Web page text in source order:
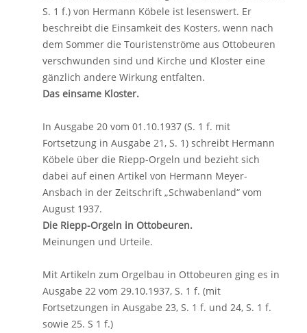
S. 1 f.) von Hermann Köbele ist lesenswert. Er
beschreibt die Einsamkeit des Kosters, wenn nach
dem Sommer die Touristenströme aus Ottobeuren
verschwunden sind und Kirche und Kloster eine
gänzlich andere Wirkung entfalten.
Das einsame Kloster.
In Ausgabe 20 vom 01.10.1937 (S. 1 f. mit
Fortsetzung in Ausgabe 21, S. 1) schreibt Hermann
Köbele über die Riepp-Orgeln und bezieht sich
dabei auf einen Artikel von Hermann Meyer-
Ansbach in der Zeitschrift „Schwabenland“ vom
August 1937.
Die Riepp-Orgeln in Ottobeuren.
Meinungen und Urteile.
Mit Artikeln zum Orgelbau in Ottobeuren ging es in
Ausgabe 22 vom 29.10.1937, S. 1 f. (mit
Fortsetzungen in Ausgabe 23, S. 1 f. und 24, S. 1 f.
sowie 25. S 1 f.)